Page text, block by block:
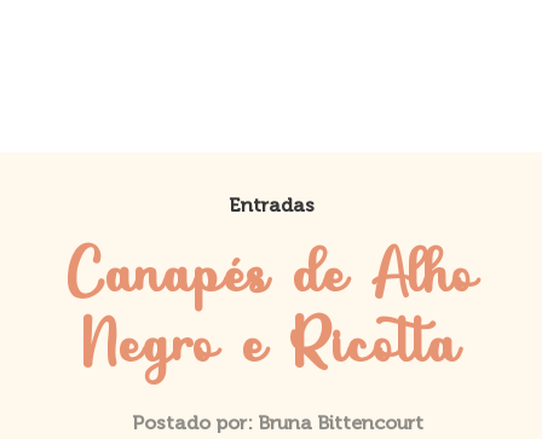
Entradas
Canapés de Alho
Negro e Ricotta
Postado por:Bruna Bittencourt